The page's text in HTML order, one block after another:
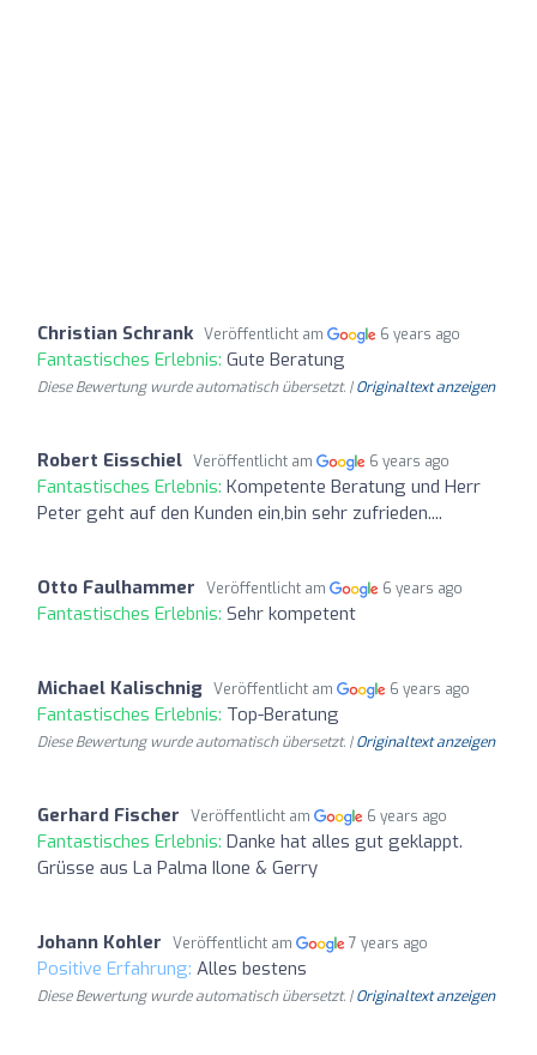
Christian Schrank Veröffentlicht am 6 years ago
Fantastisches Erlebnis: Gute Beratung
Diese Bewertung wurde automatisch übersetzt. |Originaltext anzeigen
Robert Eisschiel Veröffentlicht am 6 years ago
Fantastisches Erlebnis: Kompetente Beratung und Herr
Peter geht auf den Kunden ein,bin sehr zufrieden....
Otto Faulhammer Veröffentlicht am 6 years ago
Fantastisches Erlebnis: Sehr kompetent
Michael Kalischnig Veröffentlicht am 6 years ago
Fantastisches Erlebnis: Top-Beratung
Diese Bewertung wurde automatisch übersetzt. |Originaltext anzeigen
Gerhard Fischer Veröffentlicht am 6 years ago
Fantastisches Erlebnis: Danke hat alles gut geklappt.
Grüsse aus La Palma Ilone & Gerry
Johann Kohler Veröffentlicht am 7 years ago
Positive Erfahrung: Alles bestens
Diese Bewertung wurde automatisch übersetzt. |Originaltext anzeigen